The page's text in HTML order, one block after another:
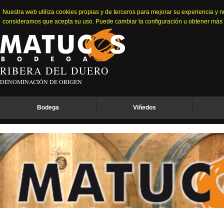
Nuestra web utiliza cookies propias y de terceros para mejorar su experiencia
consideramos que acepta su uso. Puede cambiar la configuración u obtener
RIBERA DEL DUERO
DENOMINACIÓN DE ORIGEN
Bodega Viñedos